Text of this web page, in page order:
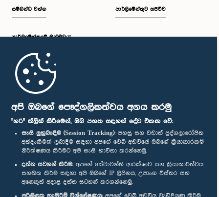
අපි ඔබගේ පෞද්ගලිකත්වය අගය කරමු
"හරි" ක්ලික් කිරීමෙන්, ඔබ පහත සඳහන් දේට එකඟ වේ:
සැසි ලුහුබැඳීම (Session Tracking): පහසු සහ වඩාත් පුද්ගලාරෝපිත
අත්දැකීමක් ලබාදීම සඳහා අපගේ වෙබ් අඩවියේ ඔබගේ ක්‍රියාකාරකම්
නිරීක්ෂණය කිරීමට අපි සැසි භාවිතා කරන්නෙමු.
දත්ත සටහන් කිරීම: අපගේ සේවාවන්හි ආරක්ෂාව සහ ක්‍රියාකාරීත්වය
සහතික කිරීම සඳහා අපි ඔබගේ IP ලිපිනය, උපාංග විස්තර සහ
අනෙකුත් අදාළ දත්ත සටහන් කරගන්නෙමු.
ප.ව. 1:30 - ප.ව. 1:38
ප.ව. 1:38 - ප.ව. 1:45
ප.ව. 1:45 - ප.ව. 2:00
ප.ව. 2:00 - ප.ව. 2:28
ප.ව. 2:28 - ප.ව. 2:36
සම්බන්ධ වන්න
පාර්ලි‌මේන්තුවේ මන්ත්‍රීවරු
මුල් පිටුව
පාර්ලිමේන්තුව සජීවීව
පාර්ලිමේන්තු ජංගම යෙදුම
අප හා සම්බන්ධ වී සිටින්න :
සම්මාන